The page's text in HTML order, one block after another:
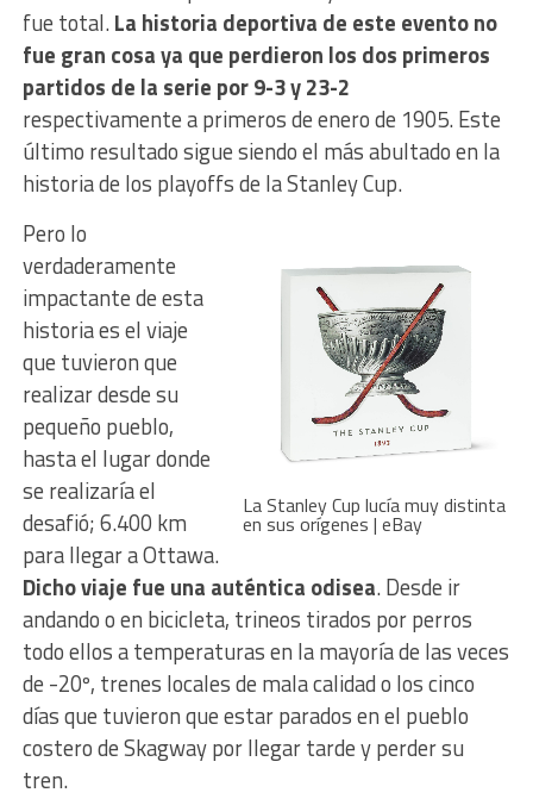
fue total.La historia deportiva de este evento no
fue gran cosa ya que perdieron los dos primeros
partidos de la serie por 9-3 y 23-2
respectivamente a primeros de enero de 1905. Este
último resultado sigue siendo el más abultado en la
historia de los playoffs de la Stanley Cup.
La Stanley Cup lucía muy distinta
en sus orígenes | eBay
Pero lo
verdaderamente
impactante de esta
historia es el viaje
que tuvieron que
realizar desde su
pequeño pueblo,
hasta el lugar donde
se realizaría el
desafió; 6.400 km
para llegar a Ottawa.
Dicho viaje fue una auténtica odisea. Desde ir
andando o en bicicleta, trineos tirados por perros
todo ellos a temperaturas en la mayoría de las veces
de -20º, trenes locales de mala calidad o los cinco
días que tuvieron que estar parados en el pueblo
costero de Skagway por llegar tarde y perder su
tren.